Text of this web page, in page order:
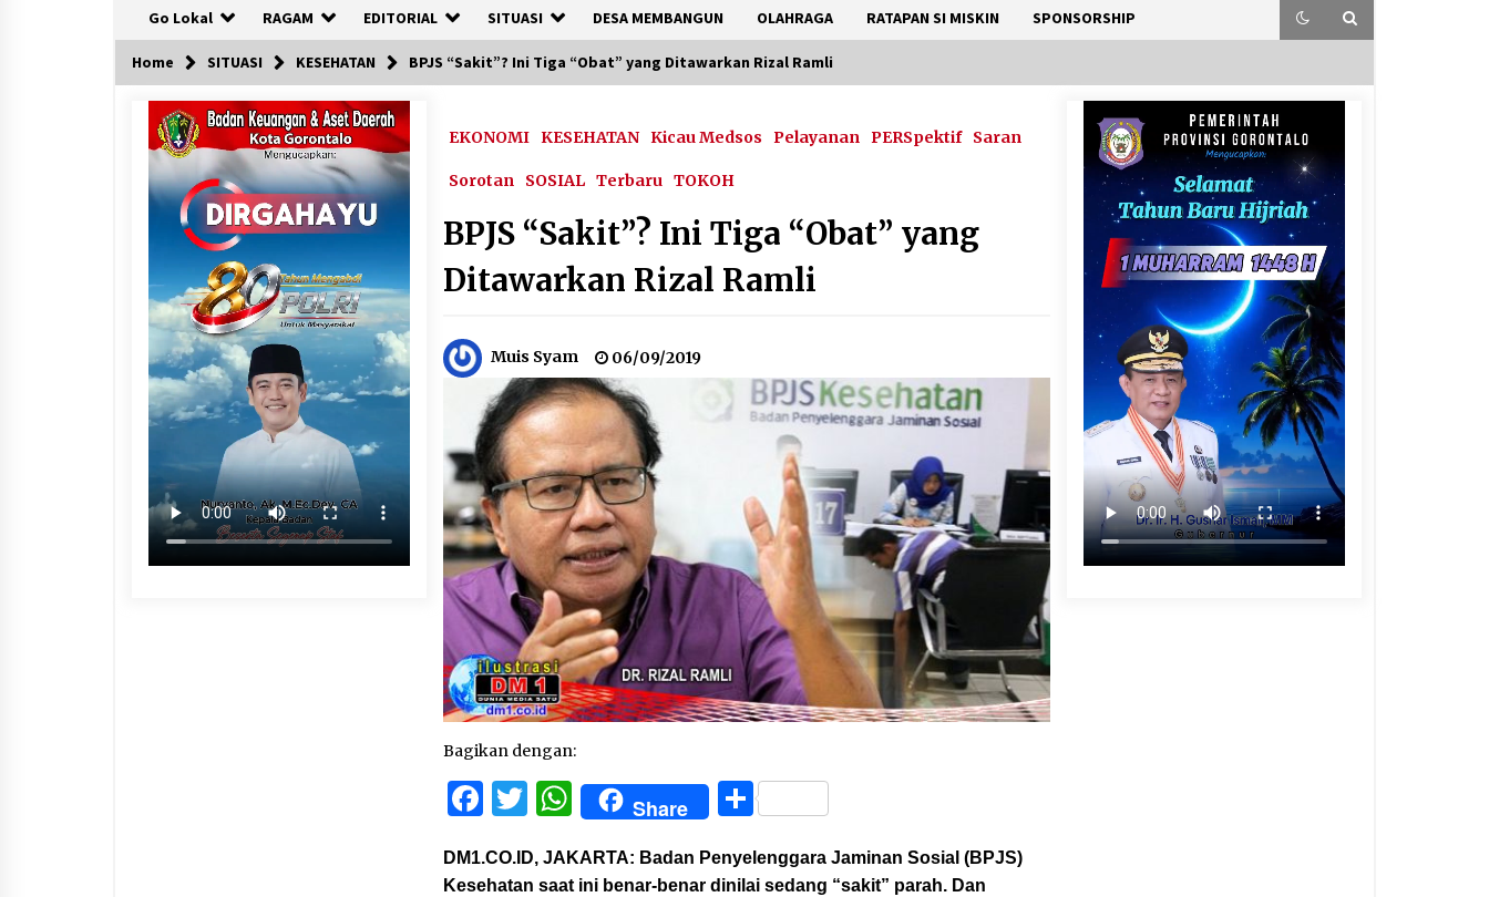
Go Lokal RAGAM EDITORIAL SITUASI DESA MEMBANGUN OLAHRAGA RATAPAN SI MISKIN SPONSORSHIP
Home SITUASI KESEHATAN BPJS “Sakit”? Ini Tiga “Obat” yang Ditawarkan Rizal Ramli
EKONOMI KESEHATAN Kicau Medsos Pelayanan PERSpektif Saran
Sorotan SOSIAL Terbaru TOKOH
BPJS “Sakit”? Ini Tiga “Obat” yang
Ditawarkan Rizal Ramli
Muis Syam 06/09/2019
Bagikan dengan:
Facebook
Twitter
WhatsApp
Share Share
DM1.CO.ID, JAKARTA: Badan Penyelenggara Jaminan Sosial (BPJS)
Kesehatan saat ini benar-benar dinilai sedang “sakit” parah. Dan